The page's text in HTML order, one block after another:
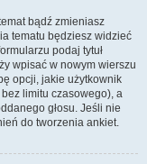
bądź zmieniasz
tematu będziesz widzieć
podaj tytuł
wpisać w nowym wierszu
opcji, jakie użytkownik
limitu czasowego), a
głosu. Jeśli nie
do tworzenia ankiet.